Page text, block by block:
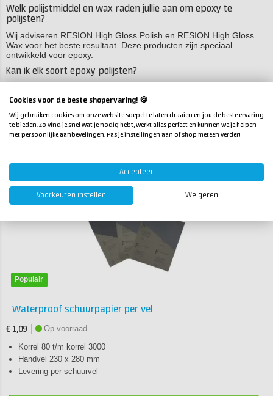
Welk polijstmiddel en wax raden jullie aan om epoxy te
polijsten?
Wij adviseren RESION High Gloss Polish en RESION High Gloss
Wax voor het beste resultaat. Deze producten zijn speciaal
ontwikkeld voor epoxy.
Kan ik elk soort epoxy polijsten?
rubberachtige epoxy is niet geschikt om te polijsten.
Producten die gebruikt zijn in dit artikel
Populair
Waterproof schuurpapier per vel
€ 1,09
Op voorraad
Korrel 80 t/m korrel 3000
Handvel 230 x 280 mm
Levering per schuurvel
Cookies voor de beste shopervaring! 🍪
Wij gebruiken cookies om onze website soepel te laten draaien en jou de beste ervaring
te bieden. Zo vind je snel wat je nodig hebt, werkt alles perfect en kunnen we je helpen
met persoonlijke aanbevelingen. Pas je instellingen aan of shop meteen verder!
Accepteer
Voorkeuren instellen Weigeren